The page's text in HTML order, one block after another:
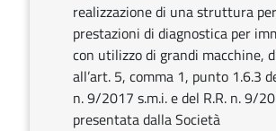
realizzazione di una struttura per
prestazioni di diagnostica per
con utilizzo di grandi macchine,
all’art. 5, comma 1, punto 1.6.3
n. 9/2017 s.m.i. e del R.R. n. 9/
presentata dalla Società